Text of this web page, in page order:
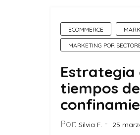
ECOMMERCE
MARKETING POR
Estrategia
tiempos de
Por: Silvia F. 25